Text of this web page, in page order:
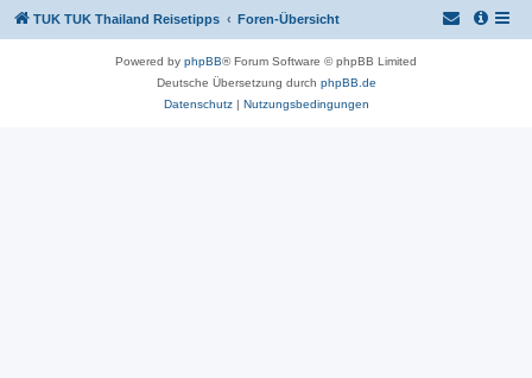
TUK TUK Thailand Reisetipps Foren-Übersicht
Powered by phpBB® Forum Software © phpBB Limited
Deutsche Übersetzung durch phpBB.de
Datenschutz| Nutzungsbedingungen